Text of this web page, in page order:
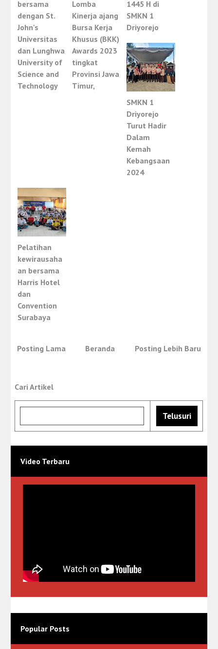
bersama
dengan St.
John's
Universitas
dan Lunghwa
University of
Science and
Technology
Lomba
Kinerja ajang
Bursa Kerja
Khusus (BKK)
Awards 2023
tingkat
Provinsi Jawa
Timur,
1445 H di
SMKN 1
Driyorejo
SMKN 1
Driyorejo
Turut Hadir
Dalam
Kemah
Kebangsaan
2024
Pelatihan
kewirausaha
an bersama
Harris Hotel
dan
Convention
Surabaya
Posting Lebih Baru
Posting Lama Beranda
Cari Artikel
Video Terbaru
Popular Posts